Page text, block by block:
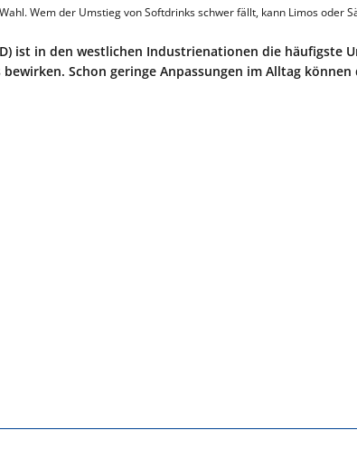
Wem der Umstieg von Softdrinks schwer fällt, kann Limos oder
ist in den westlichen Industrienationen die häufigste
Schon geringe Anpassungen im Alltag